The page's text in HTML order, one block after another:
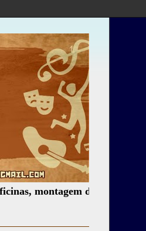
de espetáculos,